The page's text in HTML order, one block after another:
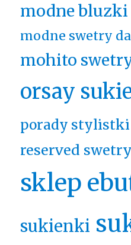
modne
modne swetry
mohito
orsay
porady stylistki
reserved swetry
sklep
sukienki